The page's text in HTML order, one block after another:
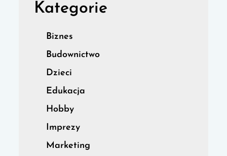
Kategorie
Biznes
Budownictwo
Dzieci
Edukacja
Hobby
Imprezy
Marketing